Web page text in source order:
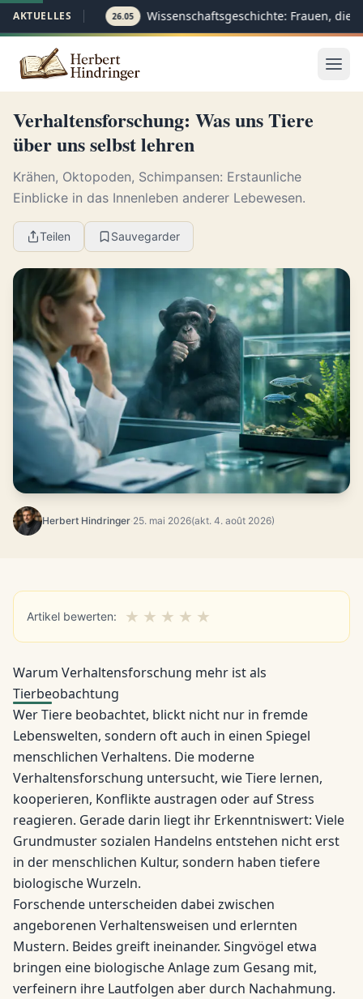
AKTUELLES 26.05 Wissenschaftsgeschichte: Frauen, die
Verhaltensforschung: Was uns Tiere
über uns selbst lehren
Krähen, Oktopoden, Schimpansen: Erstaunliche
Einblicke in das Innenleben anderer Lebewesen.
Teilen Sauvegarder
Herbert Hindringer·25. mai 2026(akt. 4. août 2026)
Artikel bewerten: ★ ★ ★ ★ ★
Warum Verhaltensforschung mehr ist als
Tierbeobachtung
Wer Tiere beobachtet, blickt nicht nur in fremde
Lebenswelten, sondern oft auch in einen Spiegel
menschlichen Verhaltens. Die moderne
Verhaltensforschung untersucht, wie Tiere lernen,
kooperieren, Konflikte austragen oder auf Stress
reagieren. Gerade darin liegt ihr Erkenntniswert: Viele
Grundmuster sozialen Handelns entstehen nicht erst
in der menschlichen Kultur, sondern haben tiefere
biologische Wurzeln.
Forschende unterscheiden dabei zwischen
angeborenen Verhaltensweisen und erlernten
Mustern. Beides greift ineinander. Singvögel etwa
bringen eine biologische Anlage zum Gesang mit,
verfeinern ihre Lautfolgen aber durch Nachahmung.